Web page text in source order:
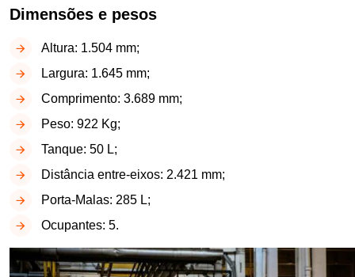
Dimensões e pesos
Altura: 1.504 mm;
Largura: 1.645 mm;
Comprimento: 3.689 mm;
Peso: 922 Kg;
Tanque: 50 L;
Distância entre-eixos: 2.421 mm;
Porta-Malas: 285 L;
Ocupantes: 5.